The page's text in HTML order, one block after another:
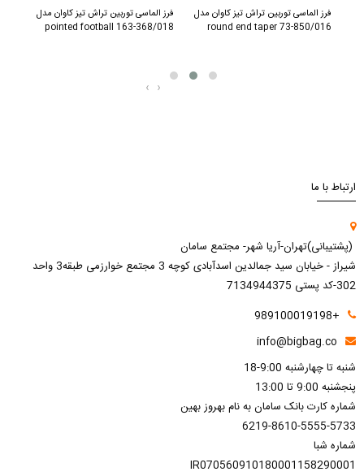
فرز الماسی توربین تراش تیز کاوان مدل
pointed football 163-368/018
فرز الماسی توربین تراش تیز کاوان مدل
850/016-73 round end taper
‹ ›
ارتباط با ما
(پشتیبانی)تهران-آریا شهر- مجتمع سامان
شیراز - خیابان سید جمالدین اسدآبادی کوچه 3 مجتمع خوارزمی طبقه3 واحد
302-کد پستی 7134944375
+989100019198
info@bigbag.co
شنبه تا چهارشنبه 9:00-18
پنجشنبه 9:00 تا 13:00
شماره کارت بانک سامان به نام بهروز بهین
6219-8610-5555-5733
شماره شبا
IR070560910180001158290001